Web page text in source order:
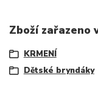
Zboží zařazeno
KRMENÍ
Dětské bryndáky